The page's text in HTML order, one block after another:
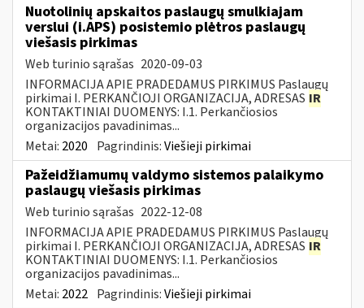
Nuotolinių apskaitos paslaugų smulkiajam
verslui (i.APS) posistemio plėtros paslaugų
viešasis pirkimas
Web turinio sąrašas 2020-09-03
INFORMACIJA APIE PRADEDAMUS PIRKIMUS Paslaugų
pirkimai I. PERKANČIOJI ORGANIZACIJA, ADRESAS IR
KONTAKTINIAI DUOMENYS: I.1. Perkančiosios
organizacijos pavadinimas...
Metai: 2020 Pagrindinis:Viešieji pirkimai
Pažeidžiamumų valdymo sistemos palaikymo
paslaugų viešasis pirkimas
Web turinio sąrašas 2022-12-08
INFORMACIJA APIE PRADEDAMUS PIRKIMUS Paslaugų
pirkimai I. PERKANČIOJI ORGANIZACIJA, ADRESAS IR
KONTAKTINIAI DUOMENYS: I.1. Perkančiosios
organizacijos pavadinimas...
Metai: 2022 Pagrindinis:Viešieji pirkimai